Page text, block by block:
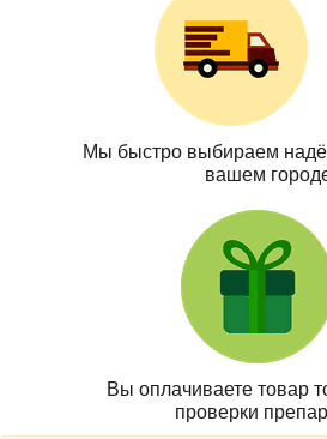
Мы быстро выбираем
вашем
Вы оплачиваете товар
проверки